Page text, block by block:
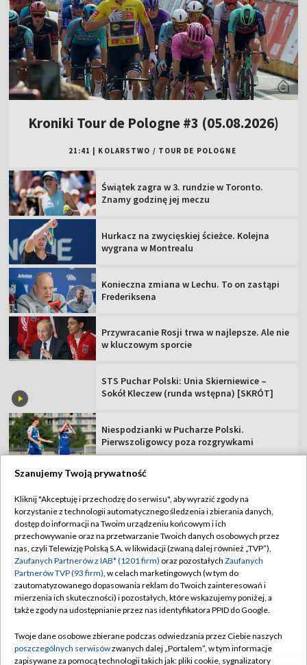
Kroniki Tour de Pologne #3 (05.08.2026)
21:41 KOLARSTWO / TOUR DE POLOGNE
Świątek zagra w 3. rundzie w Toronto.
Znamy godzinę jej meczu
Hurkacz na zwycięskiej ścieżce. Kolejna
wygrana w Montrealu
Konieczna zmiana w Lechu. To on zastąpi
Frederiksena
Przywracanie Rosji trwa w najlepsze. Ale nie
w kluczowym sporcie
STS Puchar Polski: Unia Skierniewice –
Sokół Kleczew (runda wstępna) [SKRÓT]
Niespodzianki w Pucharze Polski.
Pierwszoligowcy poza rozgrywkami
TVP
Abonament TVP
Sklep TVP
Biuro Reklamy
Oferta Handlowa
Emisja w TVP
Regulamin TVP
Polityka prywatności
Moje zgody
Biuro reklamy
Szanujemy Twoją prywatność
Kliknij "Akceptuję i przechodzę do serwisu", aby wyrazić zgody na
korzystanie z technologii automatycznego śledzenia i zbierania danych,
dostęp do informacji na Twoim urządzeniu końcowym i ich
przechowywanie oraz na przetwarzanie Twoich danych osobowych przez
nas, czyli Telewizję Polską S.A. w likwidacji (zwaną dalej również „TVP”),
Zaufanych Partnerów z IAB* (1201 firm) oraz pozostałych Zaufanych
Partnerów TVP (93 firm), w celach marketingowych (w tym do
zautomatyzowanego dopasowania reklam do Twoich zainteresowań i
mierzenia ich skuteczności) i pozostałych, które wskazujemy poniżej, a
także zgody na udostępnianie przez nas identyfikatora PPID do Google.
Twoje dane osobowe zbierane podczas odwiedzania przez Ciebie naszych
poszczególnych serwisówzwanych dalej „Portalem”, w tym informacje
zapisywane za pomocą technologii takich jak: pliki cookie, sygnalizatory